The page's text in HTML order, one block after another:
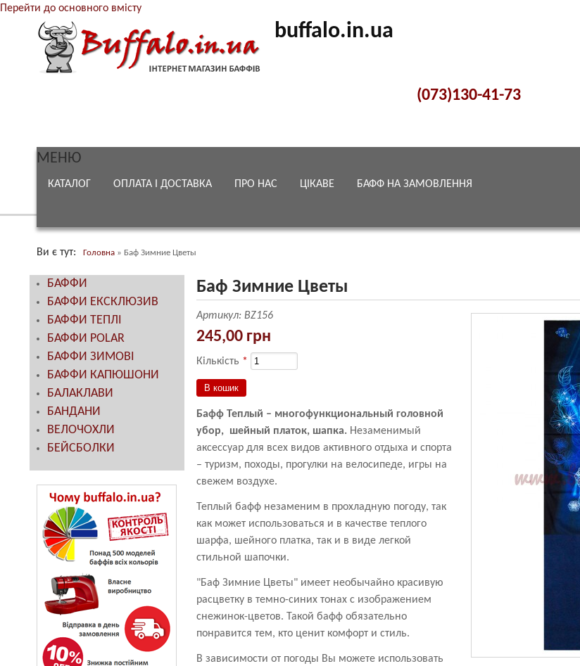
Перейти до основного вмісту
buffalo.in.ua
(073)130-41-73
МЕНЮ
КАТАЛОГ ОПЛАТА І ДОСТАВКА ПРО НАС ЦІКАВЕ БАФФ НА ЗАМОВЛЕННЯ
Ви є тут Головна » Баф Зимние Цветы
Баф Зимние Цветы
Артикул: BZ156
245,00 грн
Кількість *
Бафф Теплый – многофункциональный головной
убор, шейный платок, шапка.Незаменимый
аксессуар для всех видов активного отдыха и спорта
– туризм, походы, прогулки на велосипеде, игры на
свежем воздухе.
Теплый бафф незаменим в прохладную погоду, так
как может использоваться и в качестве теплого
шарфа, шейного платка, так и в виде легкой
стильной шапочки.
"Баф Зимние Цветы" имеет необычайно красивую
расцветку в темно-синих тонах с изображением
снежинок-цветов. Такой бафф обязательно
понравится тем, кто ценит комфорт и стиль.
В зависимости от погоды Вы можете использовать
БАФФИ
БАФФИ ЕКСКЛЮЗИВ
БАФФИ ТЕПЛІ
БАФФИ POLAR
БАФФИ ЗИМОВІ
БАФФИ КАПЮШОНИ
БАЛАКЛАВИ
БАНДАНИ
ВЕЛОЧОХЛИ
БЕЙСБОЛКИ